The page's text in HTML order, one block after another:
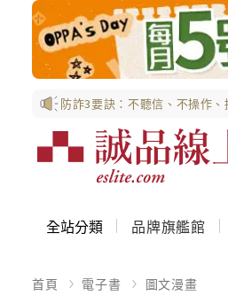
防詐3要訣：不聽信、不操作、
全站分類 品牌旗艦館
首頁 電子書 圖文漫畫